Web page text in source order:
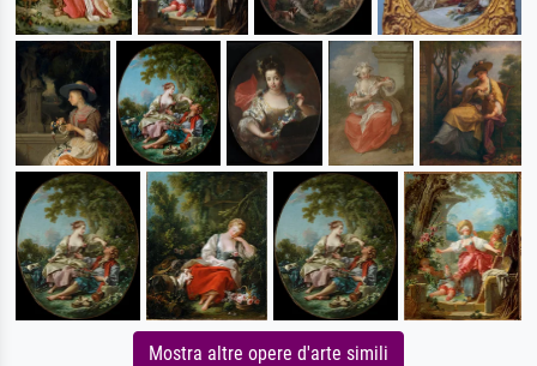
Mostra altre opere d'arte simili